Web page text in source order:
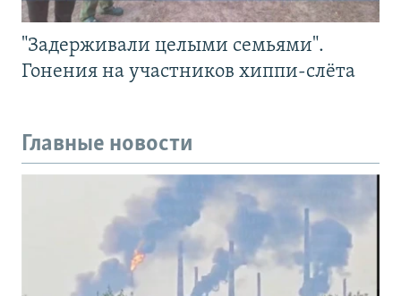
"Задерживали целыми семьями".
Гонения на участников хиппи-слёта
Главные новости